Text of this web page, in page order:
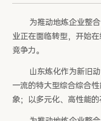
为推动地炼企业整
业正在面临转型，开始
竞争力。
山东炼化作为新旧
一流的特大型综合综合
象；以多元化、高性能的